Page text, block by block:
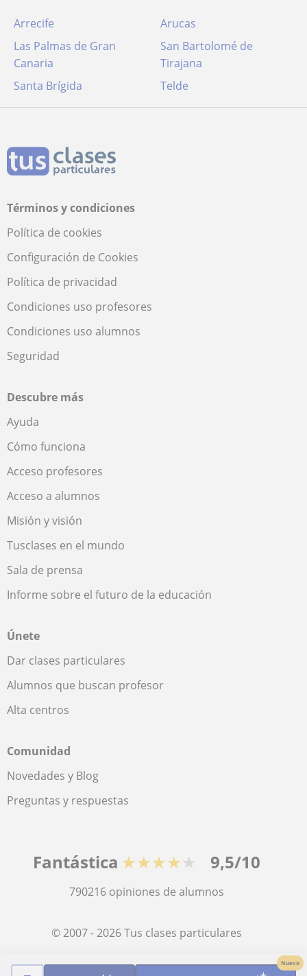
Nuevo
Arrecife
Arucas
Las Palmas de Gran
Canaria
San Bartolomé de
Tirajana
Santa Brígida
Telde
Términos y condiciones
Política de cookies
Configuración de Cookies
Política de privacidad
Condiciones uso profesores
Condiciones uso alumnos
Seguridad
Descubre más
Ayuda
Cómo funciona
Acceso profesores
Acceso a alumnos
Misión y visión
Tusclases en el mundo
Sala de prensa
Informe sobre el futuro de la educación
Únete
Dar clases particulares
Alumnos que buscan profesor
Alta centros
Comunidad
Novedades y Blog
Preguntas y respuestas
Fantástica ★★★★★ 9,5/10
790216 opiniones de alumnos
© 2007 - 2026 Tus clases particulares
Mapa web:Profesores particulares